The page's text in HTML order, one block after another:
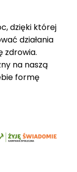
dzięki której
działania
zdrowia.
na naszą
formę